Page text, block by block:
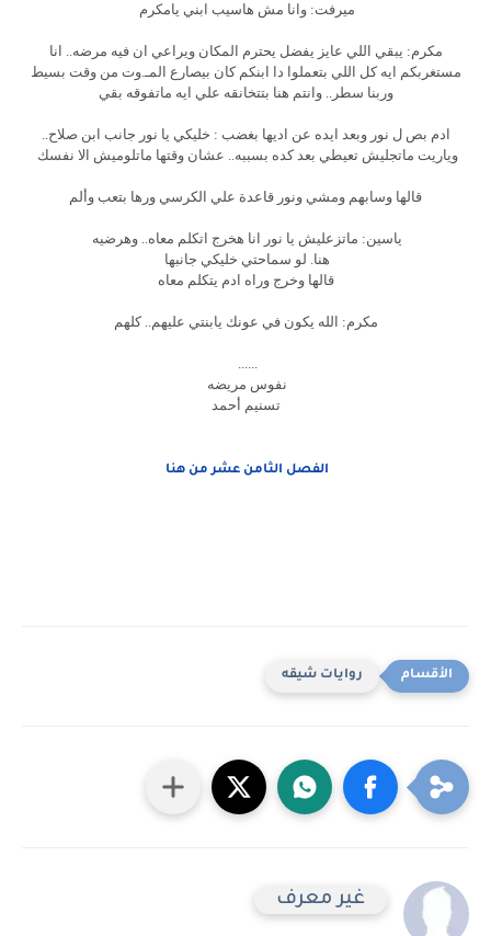
ميرفت: وانا مش هاسيب ابني يامكرم
مكرم: يبقي اللي عايز يفضل يحترم المكان ويراعي ان فيه مرضه.. انا
مستغربكم ايه كل اللي بتعملوا دا ابنكم كان بيصارع المـ.وت من وقت بسيط
وربنا سطر.. وانتم هنا بتتخانقه علي ايه ماتفوقه بقي
ادم بص ل نور وبعد ايده عن اديها بغضب : خليكي يا نور جانب ابن صلاح..
وياريت ماتجليش تعيطي بعد كده بسببه.. عشان وقتها ماتلوميش الا نفسك
قالها وسابهم ومشي ونور قاعدة علي الكرسي ورها بتعب وألم
ياسين: ماتزعليش يا نور انا هخرج اتكلم معاه.. وهرضيه
هنا. لو سماحتي خليكي جانبها
قالها وخرج وراه ادم يتكلم معاه
مكرم: الله يكون في عونك يابنتي عليهم.. كلهم
......
نفوس مريضه
تسنيم أحمد
الفصل الثامن عشر من هنا
روايات شيقه
غير معرف